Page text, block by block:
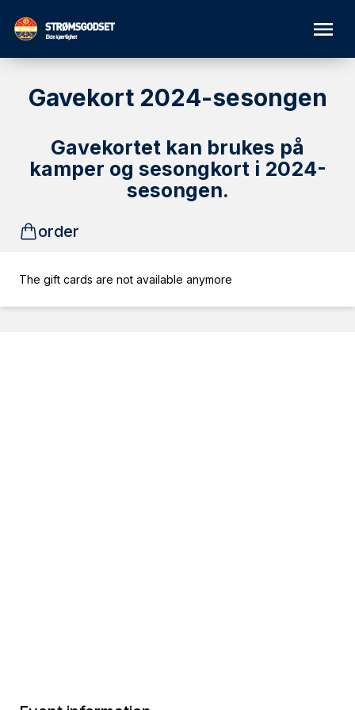
Gavekort 2024-sesongen
Gavekortet kan brukes på
kamper og sesongkort i 2024-
sesongen.
order
The gift cards are not available anymore